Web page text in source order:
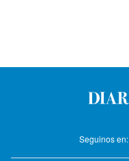
Seguinos en: